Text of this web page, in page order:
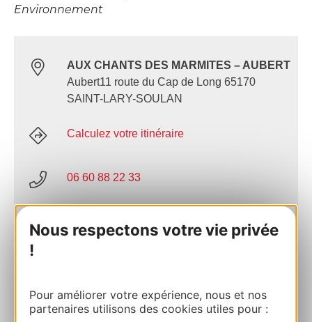
Nous respectons votre vie privée
!
Pour améliorer votre expérience, nous et nos
partenaires utilisons des cookies utiles pour :
Environnement
AUX CHANTS DES MARMITES – AUBERT
Aubert11 route du Cap de Long 65170
SAINT-LARY-SOULAN
Calculez votre itinéraire
06 60 88 22 33